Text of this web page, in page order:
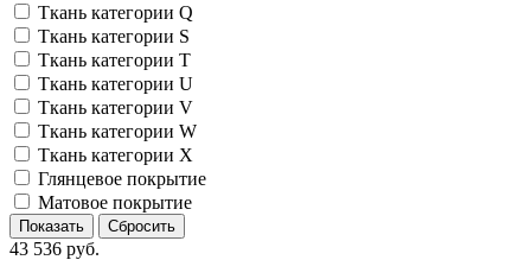
Ткань категории Q
Ткань категории S
Ткань категории T
Ткань категории U
Ткань категории V
Ткань категории W
Ткань категории X
Глянцевое покрытие
Матовое покрытие
43 536 руб.